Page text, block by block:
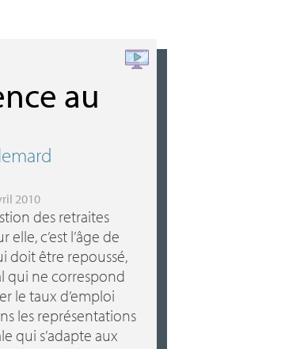
au
2010
des retraites
elle, c’est l’âge de
doit être repoussé,
qui ne correspond
le taux d’emploi
les représentations
qui s’adapte aux